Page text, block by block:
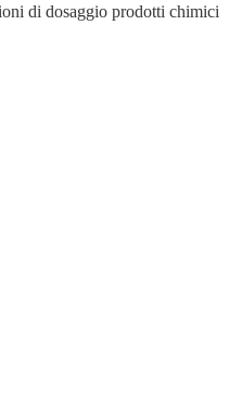
di dosaggio prodotti chimici